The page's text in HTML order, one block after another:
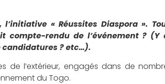
« Réussites Diaspora ».
compte-rendu de l’événement ?
candidatures ? etc…).
de l’extérieur, engagés dans de
du Togo.